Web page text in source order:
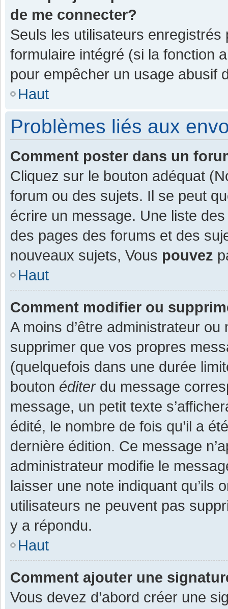
de me connecter?
Seuls les utilisateurs enregistrés
formulaire intégré (si la fonction
pour empêcher un usage abusif
Haut
Problèmes liés aux
Comment poster dans un
Cliquez sur le bouton adéquat
forum ou des sujets. Il se peut
écrire un message. Une liste
des pages des forums et des
nouveaux sujets, Vous pouvez
Haut
Comment modifier ou
A moins d’être administrateur
supprimer que vos propres
(quelquefois dans une durée
bouton éditerdu message
message, un petit texte
édité, le nombre de fois qu’il a
dernière édition. Ce message
administrateur modifie le
laisser une note indiquant qu’ils
utilisateurs ne peuvent pas
y a répondu.
Haut
Comment ajouter une
Vous devez d’abord créer une